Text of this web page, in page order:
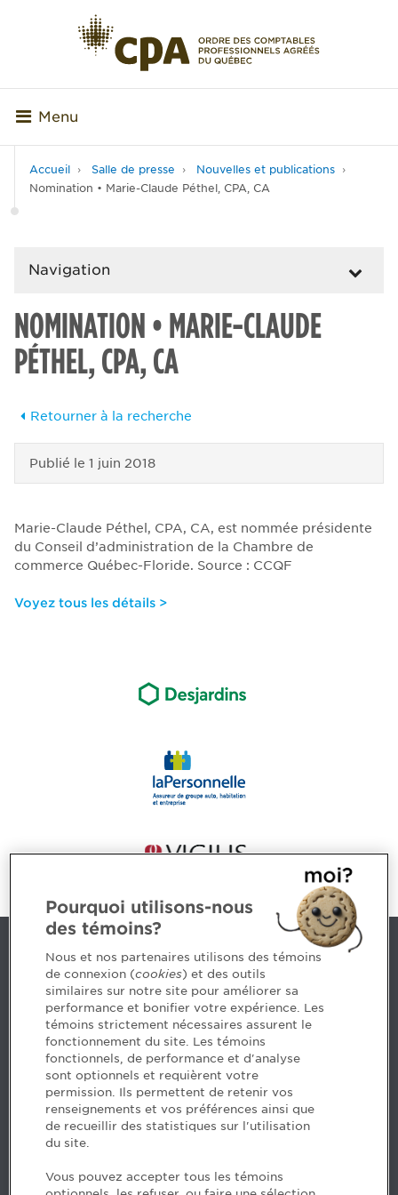
Menu
Accueil Salle de presse
Nouvelles et publications
Nomination • Marie-Claude Péthel, CPA, CA
Navigation
NOMINATION • MARIE-CLAUDE
PÉTHEL, CPA, CA
Retourner à la recherche
Publié le 1 juin 2018
Marie-Claude Péthel, CPA, CA, est nommée présidente
du Conseil d’administration de la Chambre de
commerce Québec-Floride. Source : CCQF
Voyez tous les détails >
Nous joindre
5, Place Ville Marie, bureau 800, Montréal (Québec)
H3B 2G2
www.cpaquebec.ca
Des questions? Faites appel à notre équipe >
Envie de mettre de l’Ordre dans votre carrière? Voyez
les postes disponibles >
Facebook - Devenir CPA
Pourquoi utilisons-nous
des témoins?
Nous et nos partenaires utilisons des témoins
de connexion (cookies) et des outils
similaires sur notre site pour améliorer sa
performance et bonifier votre expérience. Les
témoins strictement nécessaires assurent le
fonctionnement du site. Les témoins
fonctionnels, de performance et d'analyse
sont optionnels et requièrent votre
permission. Ils permettent de retenir vos
renseignements et vos préférences ainsi que
de recueillir des statistiques sur l'utilisation
du site.
Vous pouvez accepter tous les témoins